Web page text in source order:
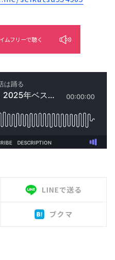
ムフリーで聴く
LINEで送る
ブクマ